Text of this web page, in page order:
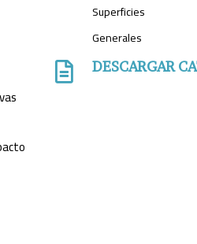
Superficies
Generales
 DESCARGAR